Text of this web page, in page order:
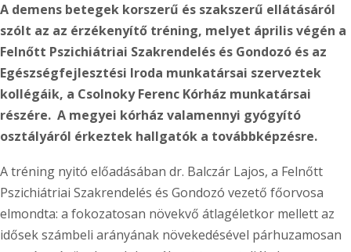
A demens betegek korszerű és szakszerű ellátásáról
szólt az az érzékenyítő tréning, melyet április végén a
Felnőtt Pszichiátriai Szakrendelés és Gondozó és az
Egészségfejlesztési Iroda munkatársai szerveztek
kollégáik, a Csolnoky Ferenc Kórház munkatársai
részére. A megyei kórház valamennyi gyógyító
osztályáról érkeztek hallgatók a továbbképzésre.
A tréning nyitó előadásában dr. Balczár Lajos, a Felnőtt
Pszichiátriai Szakrendelés és Gondozó vezető főorvosa
elmondta: a fokozatosan növekvő átlagéletkor mellett az
idősek számbeli arányának növekedésével párhuzamosan